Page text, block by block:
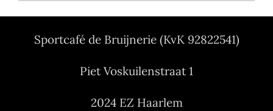
Sportcafé de Bruijnerie (KvK 92822541)
Piet Voskuilenstraat 1
2024 EZ Haarlem